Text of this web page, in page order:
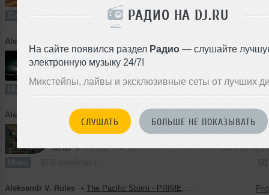
РАДИО НА DJ.RU
На сайте появился раздел Радио — слушайте
электронную музыку 24/7!
Микстейпы, лайвы и эксклюзивные сеты от лучших
СЛУШАТЬ БОЛЬШЕ НЕ ПОКАЗЫВАТЬ
Лайв В плейлист (в 2 плейлистах)
Aleksandr V. Rules
Микс В плейлист (в 9 плейлистах)
Aleksandr V. Rules Parallel worlds - 25.03.2023 - X-CENTRIC SOUND - (c) Party Time Sound System - Studio
58:35 785 раз 61 1 135 MB, 320
Микс
Aleksandr V. Rules ➝ The Pacific Storm - PRIME Live -13.01.2023 - X-CENTRIC SOUND - (с) Party Time Sound System